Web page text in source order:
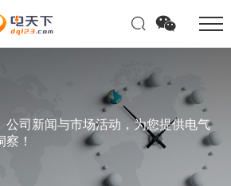
公司新闻与市场活动，为您提供电气
！